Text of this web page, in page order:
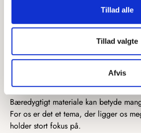
Tillad alle
Tillad valgte
Afvis
afspejles i vores produkter, der har en
minimalistisk tilgang til designet.
Bæredygtige
Bæredygtigt materiale kan betyde
For os er det et tema, der ligger os
holder stort fokus på.